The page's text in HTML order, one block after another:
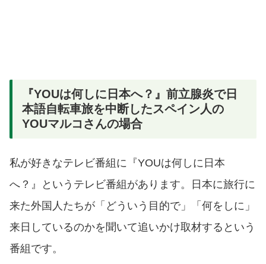
『YOUは何しに日本へ？』前立腺炎で日
本語自転車旅を中断したスペイン人の
YOUマルコさんの場合
私が好きなテレビ番組に『YOUは何しに日本
へ？』というテレビ番組があります。日本に旅行に
来た外国人たちが「どういう目的で」「何をしに」
来日しているのかを聞いて追いかけ取材するという
番組です。